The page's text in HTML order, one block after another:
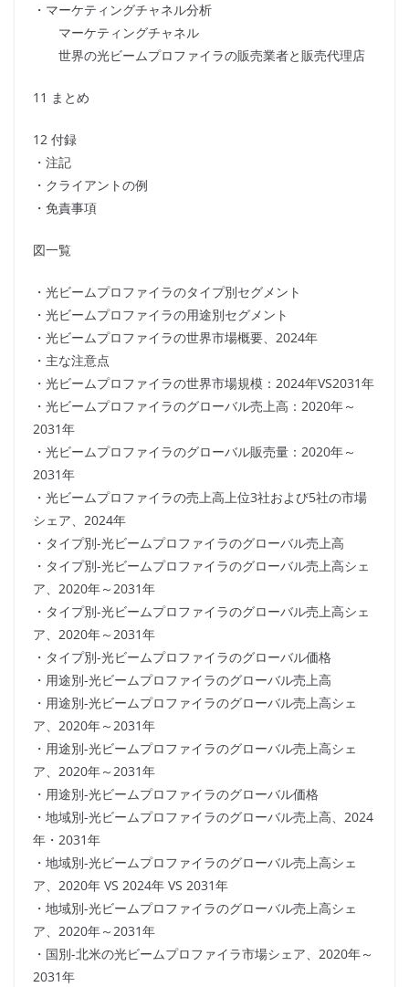
・マーケティングチャネル分析
マーケティングチャネル
世界の光ビームプロファイラの販売業者と販売代理店
11 まとめ
12 付録
・注記
・クライアントの例
・免責事項
図一覧
・光ビームプロファイラのタイプ別セグメント
・光ビームプロファイラの用途別セグメント
・光ビームプロファイラの世界市場概要、2024年
・主な注意点
・光ビームプロファイラの世界市場規模：2024年VS2031年
・光ビームプロファイラのグローバル売上高：2020年～
2031年
・光ビームプロファイラのグローバル販売量：2020年～
2031年
・光ビームプロファイラの売上高上位3社および5社の市場
シェア、2024年
・タイプ別-光ビームプロファイラのグローバル売上高
・タイプ別-光ビームプロファイラのグローバル売上高シェ
ア、2020年～2031年
・タイプ別-光ビームプロファイラのグローバル売上高シェ
ア、2020年～2031年
・タイプ別-光ビームプロファイラのグローバル価格
・用途別-光ビームプロファイラのグローバル売上高
・用途別-光ビームプロファイラのグローバル売上高シェ
ア、2020年～2031年
・用途別-光ビームプロファイラのグローバル売上高シェ
ア、2020年～2031年
・用途別-光ビームプロファイラのグローバル価格
・地域別-光ビームプロファイラのグローバル売上高、2024
年・2031年
・地域別-光ビームプロファイラのグローバル売上高シェ
ア、2020年 VS 2024年 VS 2031年
・地域別-光ビームプロファイラのグローバル売上高シェ
ア、2020年～2031年
・国別-北米の光ビームプロファイラ市場シェア、2020年～
2031年